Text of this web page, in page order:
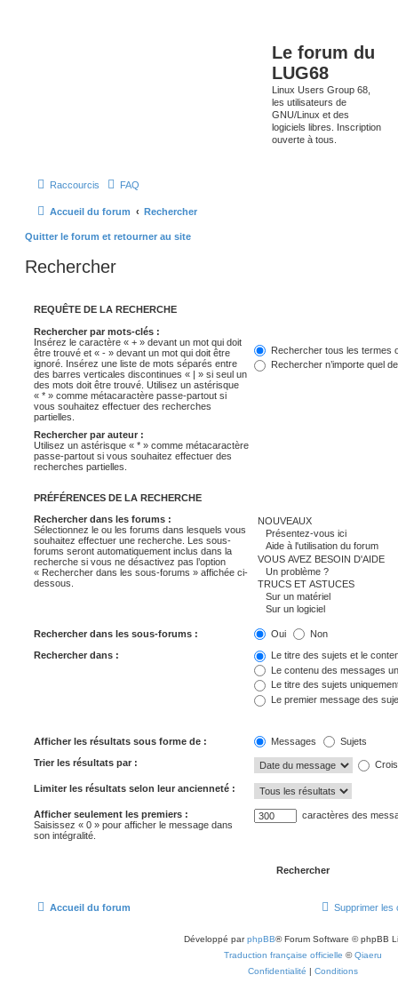
Le forum du
LUG68
Linux Users Group 68,
les utilisateurs de
GNU/Linux et des
logiciels libres. Inscription
ouverte à tous.
Raccourcis FAQ
Accueil du forum Rechercher
Quitter le forum et retourner au site
Rechercher
REQUÊTE DE LA RECHERCHE
Rechercher par mots-clés :
Insérez le caractère « + » devant un mot qui doit
être trouvé et « - » devant un mot qui doit être
ignoré. Insérez une liste de mots séparés entre
des barres verticales discontinues « | » si seul un
des mots doit être trouvé. Utilisez un astérisque
« * » comme métacaractère passe-partout si
vous souhaitez effectuer des recherches
partielles.
Rechercher tous les termes
Rechercher n’importe quel
Rechercher par auteur :
Utilisez un astérisque « * » comme métacaractère
passe-partout si vous souhaitez effectuer des
recherches partielles.
PRÉFÉRENCES DE LA RECHERCHE
Rechercher dans les forums :
Sélectionnez le ou les forums dans lesquels vous
souhaitez effectuer une recherche. Les sous-
forums seront automatiquement inclus dans la
recherche si vous ne désactivez pas l’option
« Rechercher dans les sous-forums » affichée ci-
dessous.
Rechercher dans les sous-forums : Oui Non
Rechercher dans :
Le titre des sujets et le
Le contenu des messages
Le titre des sujets
Le premier message des
Afficher les résultats sous forme de : Messages Sujets
Trier les résultats par :
Limiter les résultats selon leur ancienneté :
Afficher seulement les premiers :
Saisissez « 0 » pour afficher le message dans
son intégralité.
caractères des
Accueil du forum Supprimer les
Développé parphpBB® Forum Software © phpBB
Traduction française officielle ©Qiaeru
Confidentialité | Conditions